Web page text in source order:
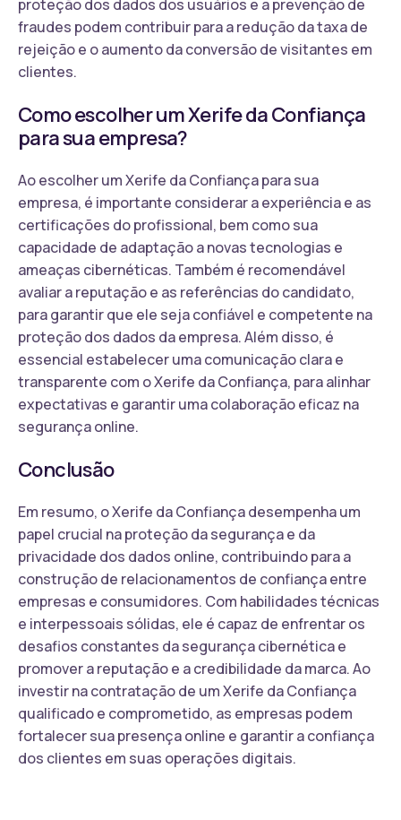
proteção dos dados dos usuários e a prevenção de
fraudes podem contribuir para a redução da taxa de
rejeição e o aumento da conversão de visitantes em
clientes.
Como escolher um Xerife da Confiança
para sua empresa?
Ao escolher um Xerife da Confiança para sua
empresa, é importante considerar a experiência e as
certificações do profissional, bem como sua
capacidade de adaptação a novas tecnologias e
ameaças cibernéticas. Também é recomendável
avaliar a reputação e as referências do candidato,
para garantir que ele seja confiável e competente na
proteção dos dados da empresa. Além disso, é
essencial estabelecer uma comunicação clara e
transparente com o Xerife da Confiança, para alinhar
expectativas e garantir uma colaboração eficaz na
segurança online.
Conclusão
Em resumo, o Xerife da Confiança desempenha um
papel crucial na proteção da segurança e da
privacidade dos dados online, contribuindo para a
construção de relacionamentos de confiança entre
empresas e consumidores. Com habilidades técnicas
e interpessoais sólidas, ele é capaz de enfrentar os
desafios constantes da segurança cibernética e
promover a reputação e a credibilidade da marca. Ao
investir na contratação de um Xerife da Confiança
qualificado e comprometido, as empresas podem
fortalecer sua presença online e garantir a confiança
dos clientes em suas operações digitais.